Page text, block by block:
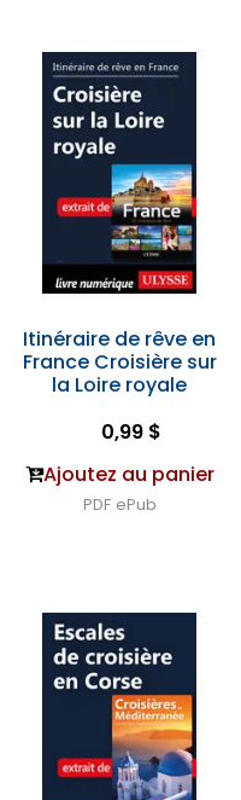
Itinéraire de rêve en
France Croisière sur
la Loire royale
0,99 $
Ajoutez au panier
PDF ePub